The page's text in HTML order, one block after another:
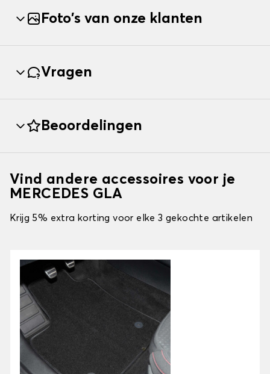
Foto's van onze klanten
Vragen
Beoordelingen
Vind andere accessoires voor je
MERCEDES GLA
Krijg 5% extra korting voor elke 3 gekochte artikelen